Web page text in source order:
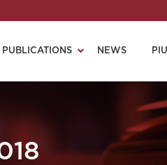
PUBLICATIONS NEWS